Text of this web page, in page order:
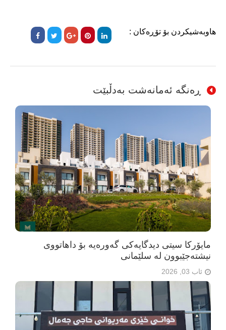
هاوبەشیکردن بۆ تۆڕەکان :
ڕەنگە ئەمانەشت بەدڵبێت
مایۆرکا سیتی دیدگایەکی گەورەیە بۆ داهاتووی
نیشتەجێبوون لە سلێمانی
ئاب 03, 2026